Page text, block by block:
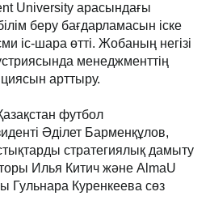
University арасындағы
беру бағдарламасын іске
іс-шара өтті. Жобаның негізі
менеджменттің
арттыру.
футбол
Әділет Барменқұлов,
стратегиялық дамыту
Илья Китич және AlmaU
Гульнара Куренкеева сөз